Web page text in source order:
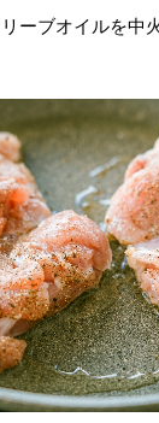
ーブオイルを中